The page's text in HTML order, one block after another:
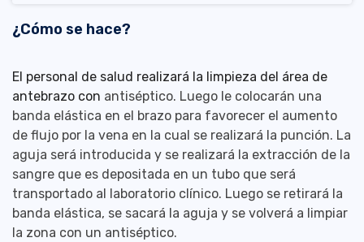
¿Cómo se hace?
El personal de salud realizará la limpieza del área de
antebrazo con antiséptico. Luego le colocarán una
banda elástica en el brazo para favorecer el aumento
de flujo por la vena en la cual se realizará la punción. La
aguja será introducida y se realizará la extracción de la
sangre que es depositada en un tubo que será
transportado al laboratorio clínico. Luego se retirará la
banda elástica, se sacará la aguja y se volverá a limpiar
la zona con un antiséptico.